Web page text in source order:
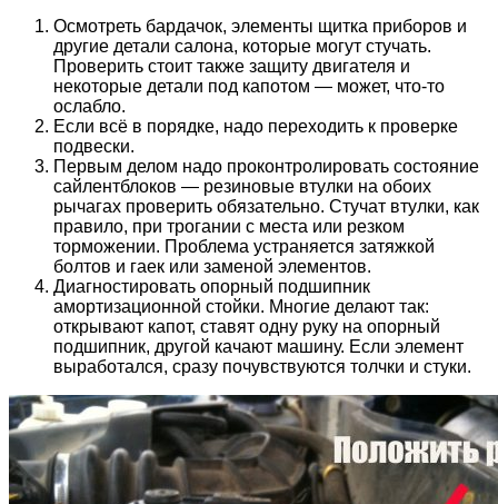
Осмотреть бардачок, элементы щитка приборов и
другие детали салона, которые могут стучать.
Проверить стоит также защиту двигателя и
некоторые детали под капотом — может, что-то
ослабло.
Если всё в порядке, надо переходить к проверке
подвески.
Первым делом надо проконтролировать состояние
сайлентблоков — резиновые втулки на обоих
рычагах проверить обязательно. Стучат втулки, как
правило, при трогании с места или резком
торможении. Проблема устраняется затяжкой
болтов и гаек или заменой элементов.
Диагностировать опорный подшипник
амортизационной стойки. Многие делают так:
открывают капот, ставят одну руку на опорный
подшипник, другой качают машину. Если элемент
выработался, сразу почувствуются толчки и стуки.